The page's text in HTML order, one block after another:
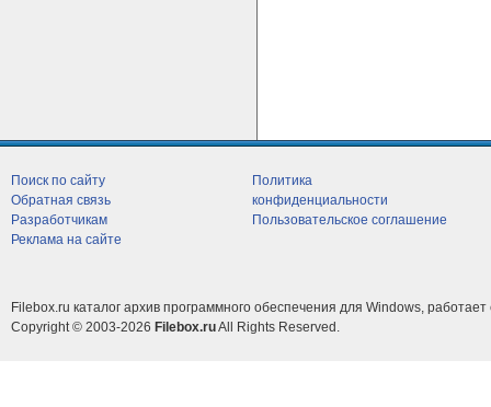
Поиск по сайту
Обратная связь
Разработчикам
Реклама на сайте
Политика
конфиденциальности
Пользовательское соглашение
Filebox.ru каталог архив программного обеспечения для Windows, работает
Copyright © 2003-2026 Filebox.ruAll Rights Reserved.